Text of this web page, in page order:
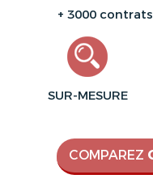
+ 3000
SUR-MESURE
COMPAREZ